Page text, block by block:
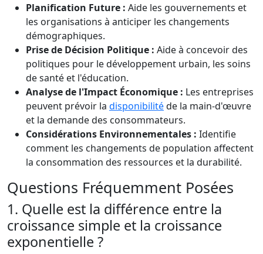
Planification Future : Aide les gouvernements et
les organisations à anticiper les changements
démographiques.
Prise de Décision Politique : Aide à concevoir des
politiques pour le développement urbain, les soins
de santé et l'éducation.
Analyse de l'Impact Économique : Les entreprises
peuvent prévoir la disponibilitéde la main-d'œuvre
et la demande des consommateurs.
Considérations Environnementales : Identifie
comment les changements de population affectent
la consommation des ressources et la durabilité.
Questions Fréquemment Posées
1. Quelle est la différence entre la
croissance simple et la croissance
exponentielle ?